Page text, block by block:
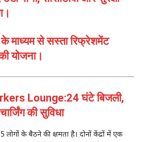
के माध्यम से सस्ता रिफ्रेशमेंट
योजना।
Lounge:24 घंटे बिजली,
की सुविधा
के बैठने की क्षमता है। दोनों केंद्रों में एक